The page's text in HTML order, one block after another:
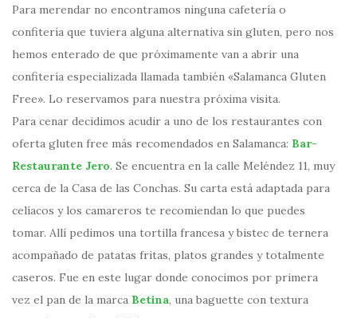
Para merendar no encontramos ninguna cafetería o
confitería que tuviera alguna alternativa sin gluten, pero nos
hemos enterado de que próximamente van a abrir una
confitería especializada llamada también «Salamanca Gluten
Free». Lo reservamos para nuestra próxima visita.
Para cenar decidimos acudir a uno de los restaurantes con
oferta gluten free más recomendados en Salamanca: Bar-
Restaurante Jero. Se encuentra en la calle Meléndez 11, muy
cerca de la Casa de las Conchas. Su carta está adaptada para
celíacos y los camareros te recomiendan lo que puedes
tomar. Allí pedimos una tortilla francesa y bistec de ternera
acompañado de patatas fritas, platos grandes y totalmente
caseros. Fue en este lugar donde conocimos por primera
vez el pan de la marca Betina, una baguette con textura